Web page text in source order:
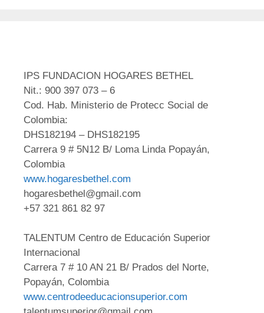
IPS FUNDACION HOGARES BETHEL
Nit.: 900 397 073 – 6
Cod. Hab. Ministerio de Protecc Social de
Colombia:
DHS182194 – DHS182195
Carrera 9 # 5N12 B/ Loma Linda Popayán,
Colombia
www.hogaresbethel.com
hogaresbethel@gmail.com
+57 321 861 82 97
TALENTUM Centro de Educación Superior
Internacional
Carrera 7 # 10 AN 21 B/ Prados del Norte,
Popayán, Colombia
www.centrodeeducacionsuperior.com